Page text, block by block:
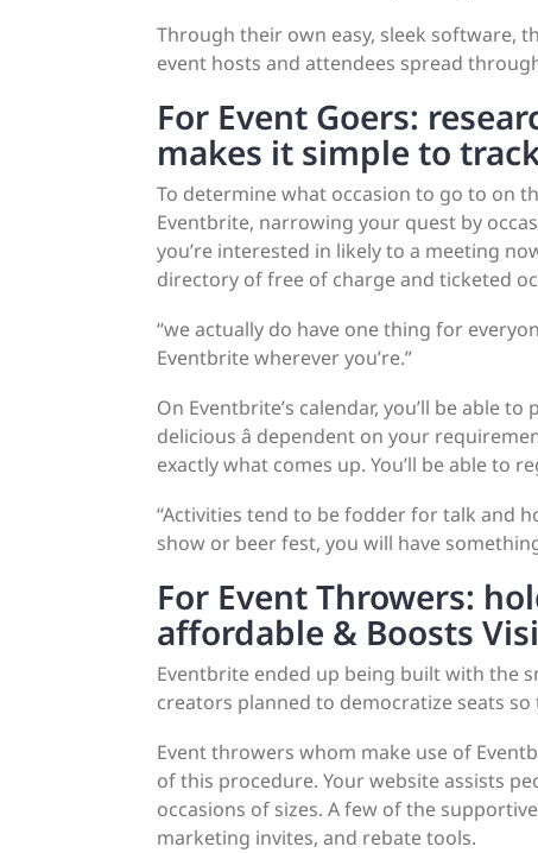
Through their own easy, sleek software,
event hosts and attendees spread
For Event Goers:
makes it simple to
To determine what occasion to go to on
Eventbrite, narrowing your quest by
you’re interested in likely to a meeting
directory of free of charge and ticketed
“we actually do have one thing for
Eventbrite wherever you’re.”
On Eventbrite’s calendar, you’ll be able
delicious â dependent on your
exactly what comes up. You’ll be able to
“Activities tend to be fodder for talk and
show or beer fest, you will have
For Event Throwers:
affordable & Boosts
Eventbrite ended up being built with the
creators planned to democratize seats
Event throwers whom make use of
of this procedure. Your website assists
occasions of sizes. A few of the
marketing invites, and rebate tools.